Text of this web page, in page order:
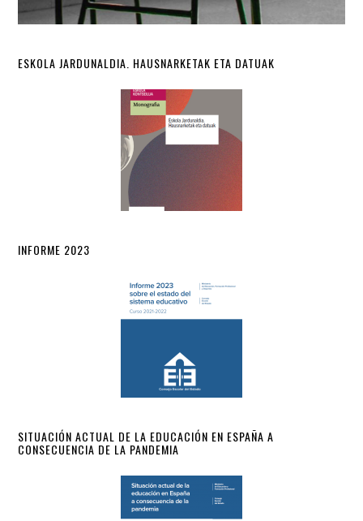
ESKOLA JARDUNALDIA. HAUSNARKETAK ETA DATUAK
INFORME 2023
SITUACIÓN ACTUAL DE LA EDUCACIÓN EN ESPAÑA A
CONSECUENCIA DE LA PANDEMIA